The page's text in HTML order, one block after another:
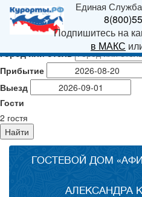
Единая
Подпишитесь на
в МАКС
Город или отель
Прибытие
Выезд
Гости
2 гостя
Найти
ГОСТЕВОЙ ДОМ
АЛЕКСАНДРА